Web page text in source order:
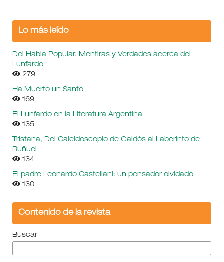
Lo más leído
Del Habla Popular. Mentiras y Verdades acerca del
Lunfardo
279
Ha Muerto un Santo
169
El Lunfardo en la Literatura Argentina
135
Tristana, Del Caleidoscopio de Galdós al Laberinto de
Buñuel
134
El padre Leonardo Castellani: un pensador olvidado
130
Contenido de la revista
Buscar